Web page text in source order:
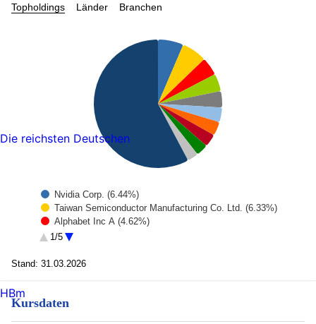
Topholdings Länder Branchen
Nvidia Corp. (6.44%)
Taiwan Semiconductor Manufacturing Co. Ltd. (6.33%)
Alphabet Inc A (4.62%)
Amazon.com (4.42%)
Chevron Corp (3.69%)
ASML Holding (3.08%)
1/5
Stand: 31.03.2026
Kursdaten
Die reichsten Deutschen
HBm